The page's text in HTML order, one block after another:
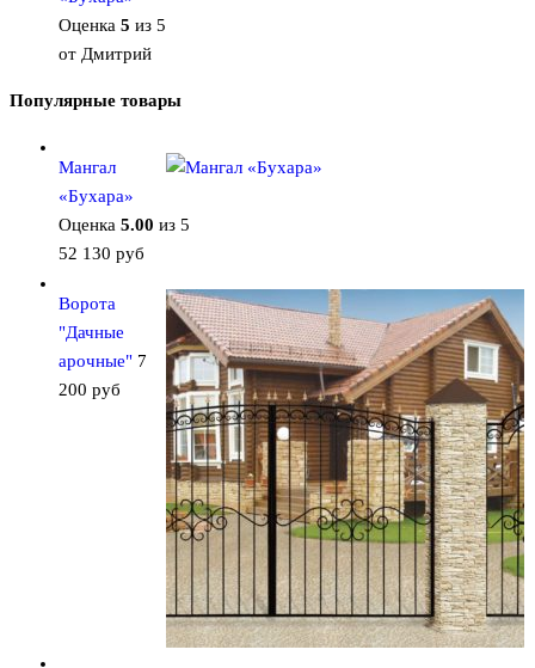
Оценка 5 из 5
от Дмитрий
Популярные товары
Мангал
«Бухара»
Оценка 5.00 из 5
52 130 руб
Ворота
"Дачные
арочные" 7
200 руб